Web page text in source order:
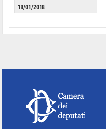
18/01/2018